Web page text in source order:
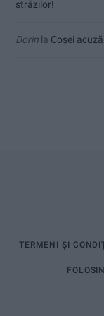
străzilor!
Dorin la Coșei
TERMENI ȘI